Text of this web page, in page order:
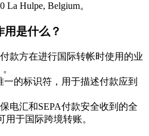
La Hulpe, Belgium。
用是什么？
款方在进行国际转帐时使用的业
一的标识符，用于描述付款应到
电汇和SEPA付款安全收到的全
于国际跨境转账。